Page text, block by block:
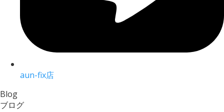
aun-fix店
Blog
ブログ